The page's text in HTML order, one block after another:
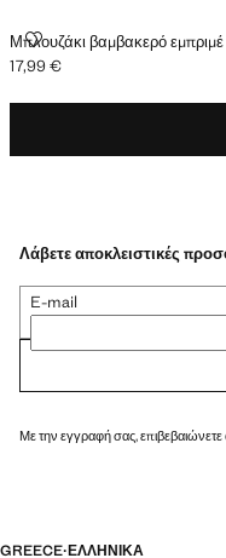
Μπλουζάκι βαμβακερό εμπριμέ
ΜΠΛΟΥΖΆΚΙ ΒΑΜΒΑΚΕΡΌ
Ισχύουσα τιμή [17,99 € ]
17,99 €
Λάβετε αποκλειστικές
E-mail
Με την εγγραφή σας, επιβεβαιώνετε
GREECE·ΕΛΛΗΝΙΚΆ